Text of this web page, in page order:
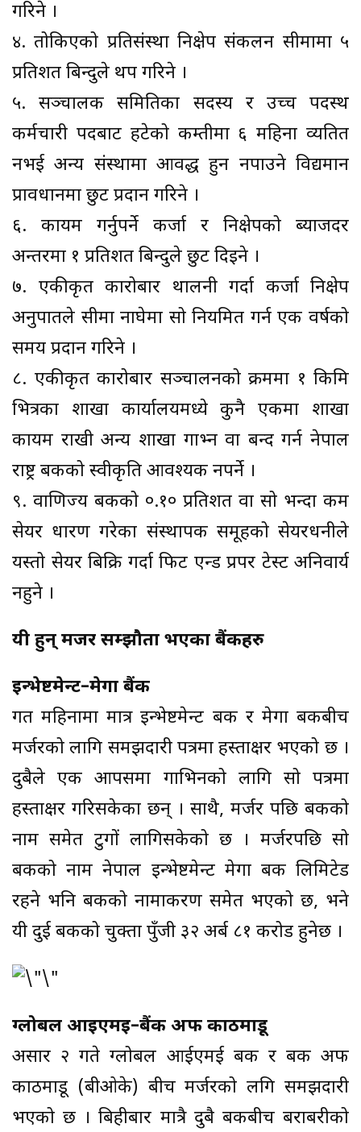
गरिने ।
४. तोकिएको प्रतिसंस्था निक्षेप संकलन सीमामा ५
प्रतिशत बिन्दुले थप गरिने ।
५. सञ्चालक समितिका सदस्य र उच्च पदस्थ
कर्मचारी पदबाट हटेको कम्तीमा ६ महिना व्यतित
नभई अन्य संस्थामा आवद्ध हुन नपाउने विद्यमान
प्रावधानमा छुट प्रदान गरिने ।
६. कायम गर्नुपर्ने कर्जा र निक्षेपको ब्याजदर
अन्तरमा १ प्रतिशत बिन्दुले छुट दिइने ।
७. एकीकृत कारोबार थालनी गर्दा कर्जा निक्षेप
अनुपातले सीमा नाघेमा सो नियमित गर्न एक वर्षको
समय प्रदान गरिने ।
८. एकीकृत कारोबार सञ्चालनको क्रममा १ किमि
भित्रका शाखा कार्यालयमध्ये कुनै एकमा शाखा
कायम राखी अन्य शाखा गाभ्न वा बन्द गर्न नेपाल
राष्ट्र बैंकको स्वीकृति आवश्यक नपर्ने ।
९. वाणिज्य बैंकको ०.१० प्रतिशत वा सो भन्दा कम
सेयर धारण गरेका संस्थापक समूहको सेयरधनीले
यस्तो सेयर बिक्रि गर्दा फिट एन्ड प्रपर टेस्ट अनिवार्य
नहुने ।
यी हुन् मर्जर सम्झौता भएका बैंकहरु
इन्भेष्टमेन्ट–मेगा बैंक
गत महिनामा मात्र इन्भेष्टमेन्ट बैंक र मेगा बैंकबीच
मर्जरको लागि समझदारी पत्रमा हस्ताक्षर भएको छ ।
दुबैले एक आपसमा गाभिनको लागि सो पत्रमा
हस्ताक्षर गरिसकेका छन् । साथै, मर्जर पछि बैंकको
नाम समेत टुगों लागिसकेको छ । मर्जरपछि सो
बैंकको नाम नेपाल इन्भेष्टमेन्ट मेगा बैंक लिमिटेड
रहने भनि बैंकको नामाकरण समेत भएको छ, भने
यी दुई बैंकको चुक्ता पुँजी ३२ अर्ब ८१ करोड हुनेछ ।
ग्लोबल आईएमई–बैंक अफ काठमाडू
असार २ गते ग्लोबल आईएमई बैंक र बैंक अफ
काठमाडू (बीओके) बीच मर्जरको लगि समझदारी
भएको छ । बिहीबार मात्रै दुबै बैंकबीच बराबरीको